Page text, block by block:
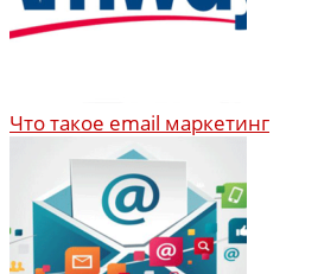
Что такое email маркетинг